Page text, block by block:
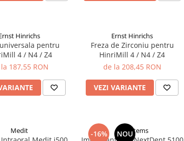
Hinrichs
pentru
4 / N4 / Z4
187,55 RON
Ernst Hinrichs
Freza de Zirconiu pentru
HinriMill 4 / N4 / Z4
de la 208,45 RON
VEZI VARIANTE
Medit -16% NOU
3Dsystems